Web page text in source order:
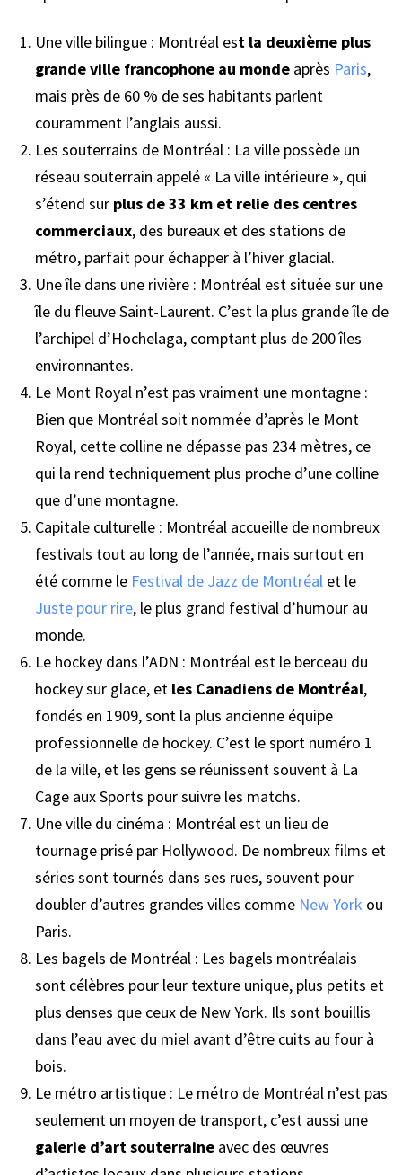
Une ville bilingue : Montréal est la deuxième plus
grande ville francophone au monde après Paris,
mais près de 60 % de ses habitants parlent
couramment l’anglais aussi.
Les souterrains de Montréal : La ville possède un
réseau souterrain appelé « La ville intérieure », qui
s’étend sur plus de 33 km et relie des centres
commerciaux, des bureaux et des stations de
métro, parfait pour échapper à l’hiver glacial.
Une île dans une rivière : Montréal est située sur une
île du fleuve Saint-Laurent. C’est la plus grande île de
l’archipel d’Hochelaga, comptant plus de 200 îles
environnantes.
Le Mont Royal n’est pas vraiment une montagne :
Bien que Montréal soit nommée d’après le Mont
Royal, cette colline ne dépasse pas 234 mètres, ce
qui la rend techniquement plus proche d’une colline
que d’une montagne.
Capitale culturelle : Montréal accueille de nombreux
festivals tout au long de l’année, mais surtout en
été comme le Festival de Jazz de Montréal et le
Juste pour rire, le plus grand festival d’humour au
monde.
Le hockey dans l’ADN : Montréal est le berceau du
hockey sur glace, et les Canadiens de Montréal,
fondés en 1909, sont la plus ancienne équipe
professionnelle de hockey. C’est le sport numéro 1
de la ville, et les gens se réunissent souvent à La
Cage aux Sports pour suivre les matchs.
Une ville du cinéma : Montréal est un lieu de
tournage prisé par Hollywood. De nombreux films et
séries sont tournés dans ses rues, souvent pour
doubler d’autres grandes villes comme New York ou
Paris.
Les bagels de Montréal : Les bagels montréalais
sont célèbres pour leur texture unique, plus petits et
plus denses que ceux de New York. Ils sont bouillis
dans l’eau avec du miel avant d’être cuits au four à
bois.
Le métro artistique : Le métro de Montréal n’est pas
seulement un moyen de transport, c’est aussi une
galerie d’art souterraine avec des œuvres